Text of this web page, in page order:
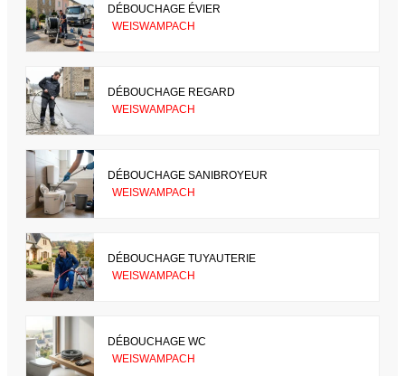
DÉBOUCHAGE ÉVIER
WEISWAMPACH
DÉBOUCHAGE REGARD
WEISWAMPACH
DÉBOUCHAGE SANIBROYEUR
WEISWAMPACH
DÉBOUCHAGE TUYAUTERIE
WEISWAMPACH
DÉBOUCHAGE WC
WEISWAMPACH